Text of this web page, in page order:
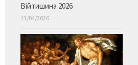
Війтишина 2026
11/04/2026